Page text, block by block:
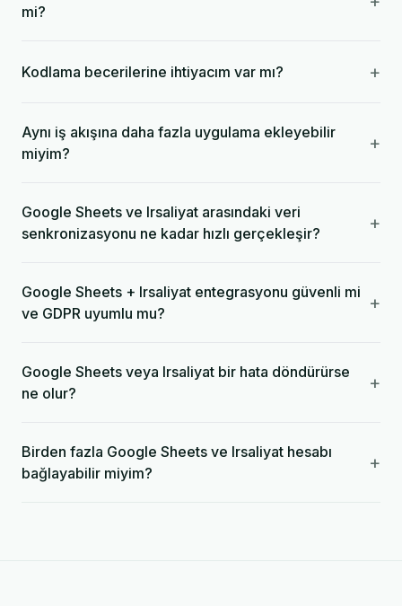
mi?
Kodlama becerilerine ihtiyacım var mı? +
Aynı iş akışına daha fazla uygulama ekleyebilir
miyim?
+
Google Sheets ve Irsaliyat arasındaki veri
senkronizasyonu ne kadar hızlı gerçekleşir?
+
Google Sheets + Irsaliyat entegrasyonu güvenli mi
ve GDPR uyumlu mu?
+
Google Sheets veya Irsaliyat bir hata döndürürse
ne olur?
+
Birden fazla Google Sheets ve Irsaliyat hesabı
bağlayabilir miyim?
+